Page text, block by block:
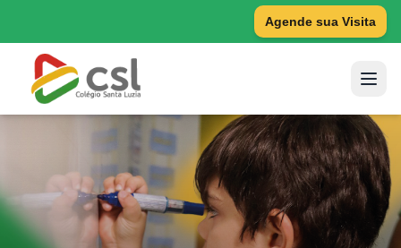
Agende sua Visita